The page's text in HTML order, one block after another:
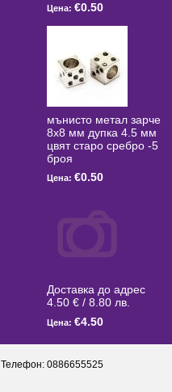
Цена: €0.50
мънисто метал зарче
8x8 мм дупка 4.5 мм
цвят старо сребро -5
броя
Цена: €0.50
Доставка до адрес
4.50 € / 8.80 лв.
Цена: €4.50
Телефон: 0886655525